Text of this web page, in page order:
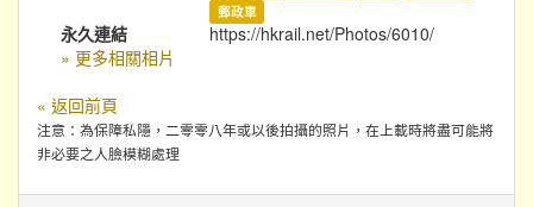
郵政車
永久連結
https://hkrail.net/Photos/6010/
» 更多相關相片
« 返回前頁
注意：為保障私隱，二零零八年或以後拍攝的照片，在上載時將盡可能將
非必要之人臉模糊處理